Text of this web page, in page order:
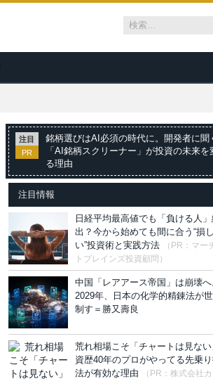
注目
PR
銘柄選びはAI必須の時代に。開発者に聞
「AI銘柄スクリーナー」が投資の未来を
る理由
注目情報
日経平均最高値でも「負ける人
出？今から始めても間に合う“損
い”投資術と実践方法
（PR：マー
トブレインズ投資顧問）
中国「レアアース帝国」は崩壊へ
2029年、日本の化学的精錬法が
制す＝勝又壽良
荒れ相場こそ「チャートは見な
資歴40年のプロがやってる先乗
法が有効な理由
（PR：株式会社